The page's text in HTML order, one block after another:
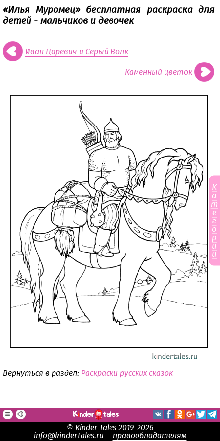
«Илья Муромец» бесплатная раскраска для
детей - мальчиков и девочек
Иван Царевич и Серый Волк
Каменный цветок
Вернуться в раздел: Раскраски русских сказок
К
а
т
е
г
о
р
и
и
© Kinder Tales 2019-2026
info@kindertales.ru
правообладателям